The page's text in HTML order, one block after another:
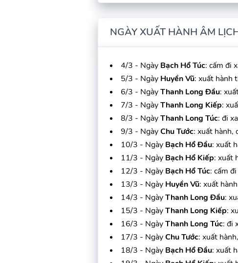
NGÀY XUẤT HÀNH ÂM
4/3 - Ngày Bạch Hổ Túc: cấm đi
5/3 - Ngày Huyền Vũ: xuất hành
6/3 - NgàyThanh Long Đầu:
7/3 - NgàyThanh Long Kiếp:
8/3 - NgàyThanh Long Túc: đi
9/3 - NgàyChu Tước: xuất hành,
10/3 - Ngày Bạch Hổ Đầu: xuất
11/3 - Ngày Bạch Hổ Kiếp: xuất
12/3 - Ngày Bạch Hổ Túc: cấm
13/3 - Ngày Huyền Vũ: xuất
14/3 - NgàyThanh Long Đầu:
15/3 - NgàyThanh Long Kiếp:
16/3 - NgàyThanh Long Túc: đi
17/3 - NgàyChu Tước: xuất
18/3 - Ngày Bạch Hổ Đầu: xuất